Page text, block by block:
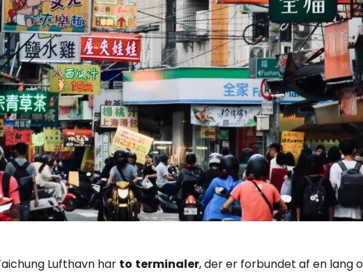
Lufthavn har to terminaler, der er forbundet af en lang